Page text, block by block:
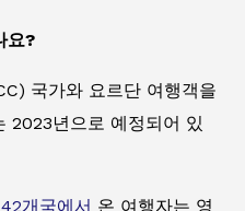
요?
국가와 요르단 여행객을
2023년으로 예정되어 있
개국에서 온 여행자는 영